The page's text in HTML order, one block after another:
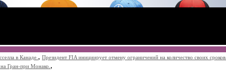
в Канаде. , Президент FIA инициирует отмену ограничений на количество своих сроков.
Гран-при Монако. ,